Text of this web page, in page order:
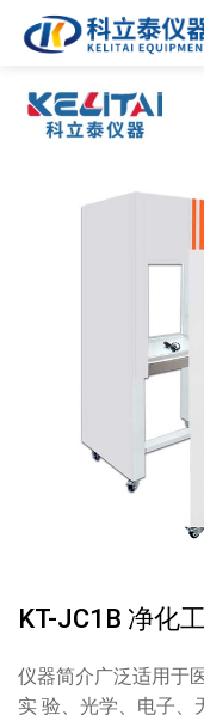
KT-JC1B 净化
仪器简介广泛适用于
实 验、光学、电子、